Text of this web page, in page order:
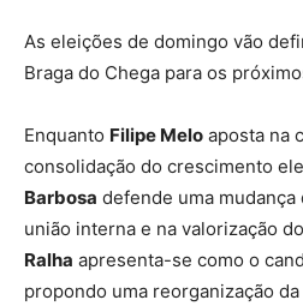
As eleições de domingo vão
Braga do Chega para os
Enquanto Filipe Melo aposta na
consolidação do crescimento
Barbosa defende uma
união interna e na valorização
Ralha apresenta-se como o
propondo uma reorganização